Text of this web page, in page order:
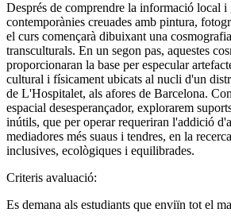
Després de comprendre la informació local
contemporànies creuades amb pintura,
el curs començarà dibuixant una
transculturals. En un segon pas, aquestes
proporcionaran la base per especular
cultural i físicament ubicats al nucli d'un
de L'Hospitalet, als afores de Barcelona.
espacial desesperançador, explorarem
inútils, que per operar requeriran l'addició
mediadores més suaus i tendres, en la
inclusives, ecològiques i equilibrades.
Criteris avaluació:
Es demana als estudiants que enviïn tot el